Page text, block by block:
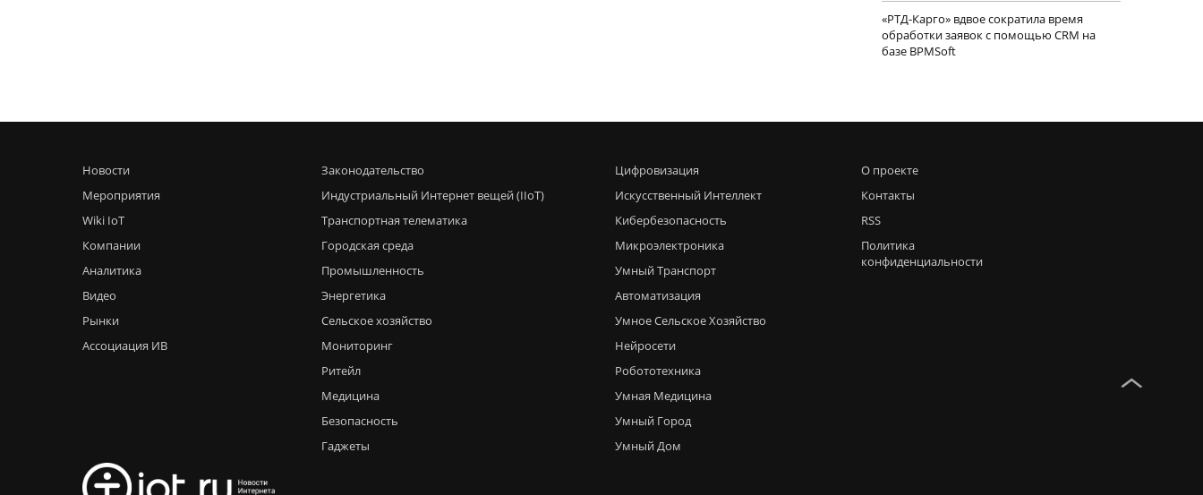
«РТД-Карго» вдвое сократила время
обработки заявок с помощью CRM на
базе BPMSoft
Новости
Мероприятия
Wiki IoT
Компании
Аналитика
Видео
Рынки
Ассоциация ИВ
Законодательство
Индустриальный Интернет вещей (IIoT)
Транспортная телематика
Городская среда
Промышленность
Энергетика
Сельское хозяйство
Мониторинг
Ритейл
Медицина
Безопасность
Гаджеты
Цифровизация
Искусственный Интеллект
Кибербезопасность
Микроэлектроника
Умный Транспорт
Автоматизация
Умное Сельское Хозяйство
Нейросети
Робототехника
Умная Медицина
Умный Город
Умный Дом
О проекте
Контакты
RSS
Политика
конфиденциальности